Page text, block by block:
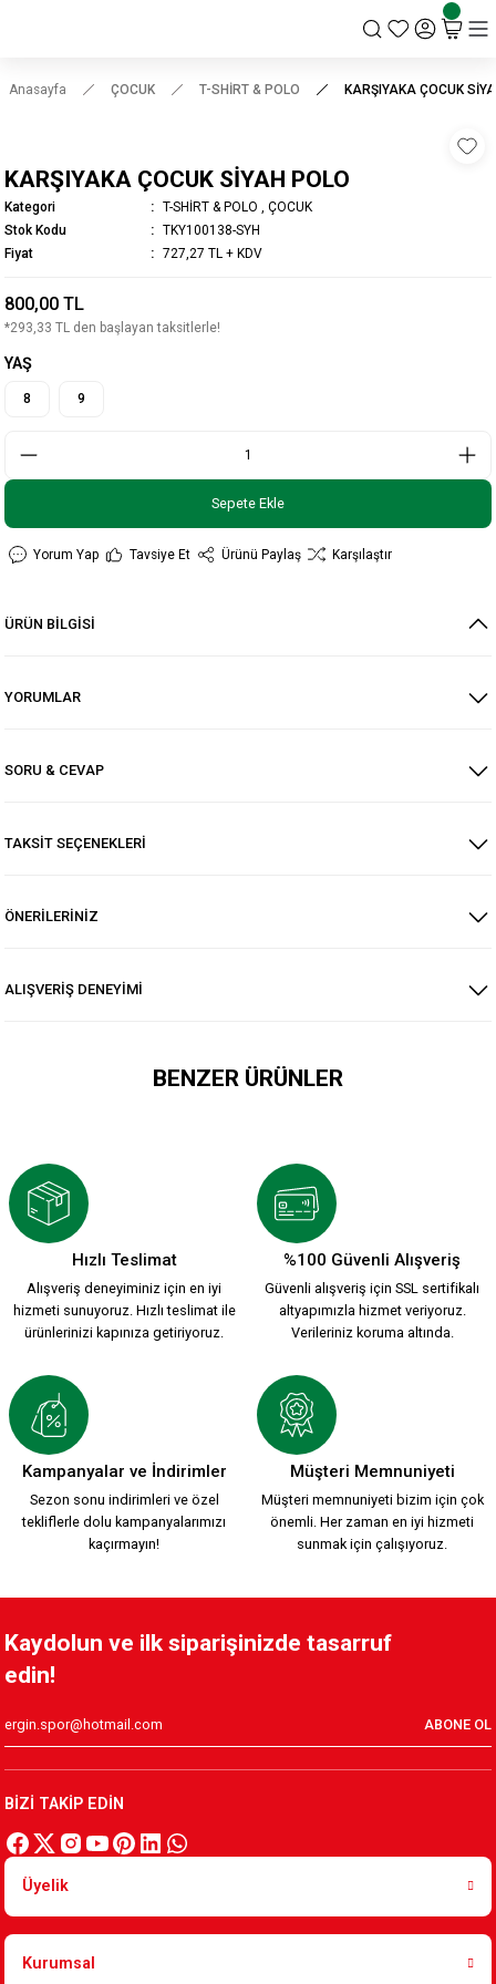
Anasayfa ÇOCUK T-SHİRT & POLO KARŞIYAKA ÇOCUK
KARŞIYAKA ÇOCUK SİYAH POLO
Kategori T-SHİRT & POLO
ÇOCUK
Stok Kodu
TKY100138-SYH
Fiyat
727,27 TL + KDV
800,00 TL
*293,33 TL den başlayan taksitlerle!
YAŞ
8 9
Sepete Ekle
Yorum Yap Tavsiye Et Ürünü Paylaş Karşılaştır
ÜRÜN BİLGİSİ
YORUMLAR
SORU & CEVAP
TAKSİT SEÇENEKLERİ
ÖNERİLERİNİZ
ALIŞVERİŞ DENEYİMİ
BENZER ÜRÜNLER
600,00 TL
KARŞIYAKA EFSANE T-SHİRT Ç.
600,00 TL
YEŞİL KIRMIZI EFSANE POLO T-SHIRT Ç.
800,00 TL
KSK SIRT TEMALI T-SHIRT Ç. KIRMIZI POLO YAKA Ç.
800,00 TL 600,00 TL
Hızlı Teslimat
Alışveriş deneyiminiz için en iyi
hizmeti sunuyoruz. Hızlı teslimat ile
ürünlerinizi kapınıza getiriyoruz.
%100 Güvenli Alışveriş
Güvenli alışveriş için SSL sertifikalı
altyapımızla hizmet veriyoruz.
Verileriniz koruma altında.
Kampanyalar ve İndirimler
Sezon sonu indirimleri ve özel
tekliflerle dolu kampanyalarımızı
kaçırmayın!
Müşteri Memnuniyeti
Müşteri memnuniyeti bizim için çok
önemli. Her zaman en iyi hizmeti
sunmak için çalışıyoruz.
Kaydolun ve ilk siparişinizde tasarruf
edin!
ABONE OL
BİZİ TAKİP EDİN
Üyelik
Kurumsal